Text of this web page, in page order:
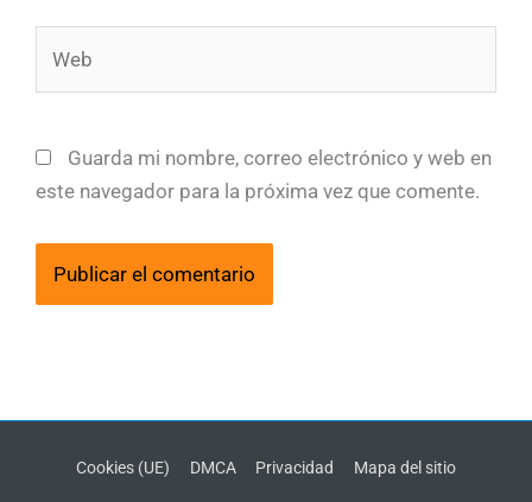
Guarda mi nombre, correo electrónico y web en
este navegador para la próxima vez que comente.
Cookies (UE) DMCA Privacidad Mapa del sitio